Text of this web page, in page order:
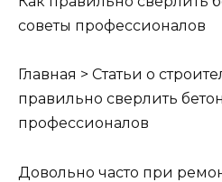
советы профессионалов
Главная > Статьи о
правильно сверлить
профессионалов
Довольно часто при